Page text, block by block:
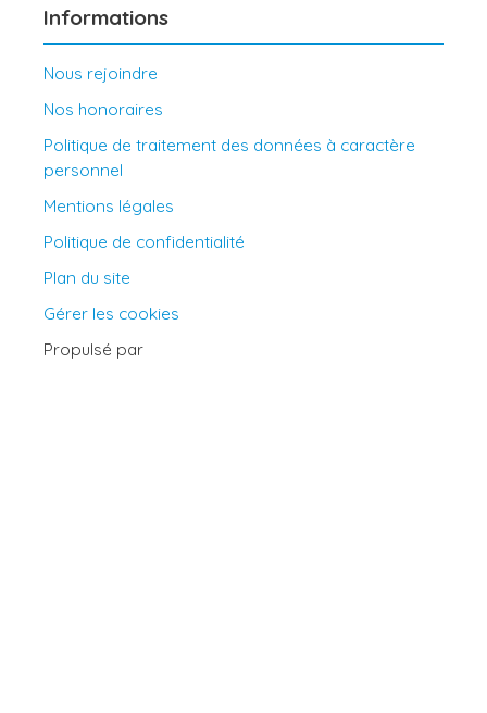
Informations
Nous rejoindre
Nos honoraires
Politique de traitement des données à caractère
personnel
Mentions légales
Politique de confidentialité
Plan du site
Gérer les cookies
Propulsé par